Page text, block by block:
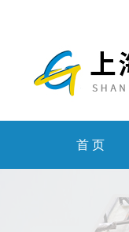
首 页